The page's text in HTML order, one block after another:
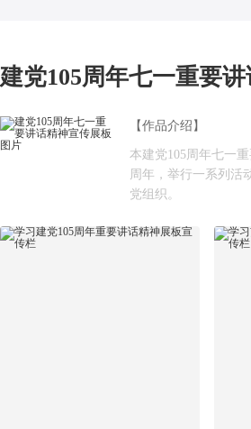
建党105周年七一重要
【作品介绍】
本建党105周年七一
周年，举行一系列活
党组织。